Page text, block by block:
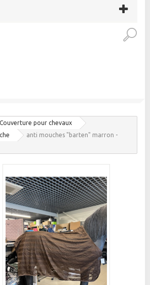
Couverture pour chevaux
anti mouches "barten" marron -